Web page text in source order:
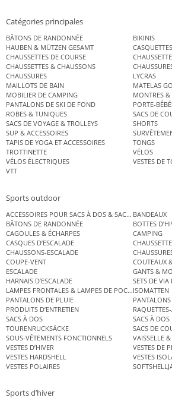
Catégories principales
BÂTONS DE RANDONNÉE
BIKINIS
HAUBEN & MÜTZEN GESAMT
CHAUSSETTES DE COURSE
CHAUSSETTES & CHAUSSONS
CHAUSSURES
LYCRAS
MAILLOTS DE BAIN
MATELAS
MOBILIER DE CAMPING
MONTRES &
PANTALONS DE SKI DE FOND
PORTE-
ROBES & TUNIQUES
SACS DE
SACS DE VOYAGE & TROLLEYS
SHORTS
SUP & ACCESSOIRES
TAPIS DE YOGA ET ACCESSOIRES
TONGS
TROTTINETTE
VÉLOS
VÉLOS ÉLECTRIQUES
VESTES DE
VTT
Sports outdoor
ACCESSOIRES POUR SACS À DOS & SACS ÉTANCHES
BANDEAUX
BÂTONS DE RANDONNÉE
BOTTES
CAGOULES & ÉCHARPES
CAMPING
CASQUES D’ESCALADE
CHAUSSONS-ESCALADE
COUPE-VENT
COUTEAUX
ESCALADE
GANTS &
HARNAIS D’ESCALADE
SETS DE VIA
LAMPES FRONTALES & LAMPES DE POCHEISOMATTEN
PANTALONS DE PLUIE
PRODUITS D’ENTRETIEN
SACS À DOS
SACS À DOS
TOURENRUCKSÄCKE
SACS DE
SOUS-VÊTEMENTS FONCTIONNELS
VAISSELLE
VESTES D’HIVER
VESTES DE
VESTES HARDSHELL
VESTES
VESTES POLAIRES
Sports d’hiver